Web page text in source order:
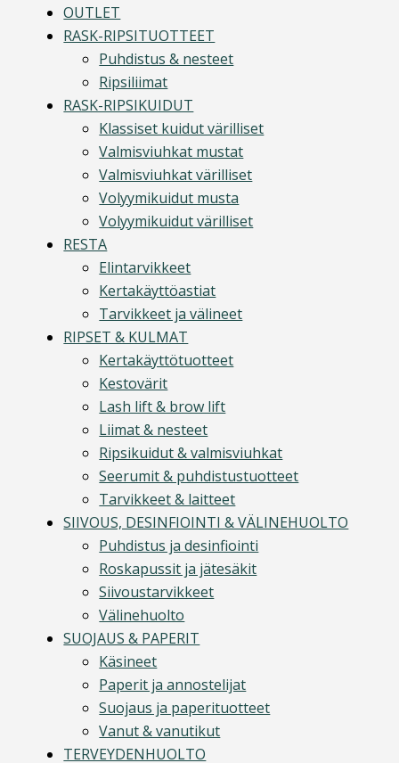
OUTLET
RASK-RIPSITUOTTEET
Puhdistus & nesteet
Ripsiliimat
RASK-RIPSIKUIDUT
Klassiset kuidut värilliset
Valmisviuhkat mustat
Valmisviuhkat värilliset
Volyymikuidut musta
Volyymikuidut värilliset
RESTA
Elintarvikkeet
Kertakäyttöastiat
Tarvikkeet ja välineet
RIPSET & KULMAT
Kertakäyttötuotteet
Kestovärit
Lash lift & brow lift
Liimat & nesteet
Ripsikuidut & valmisviuhkat
Seerumit & puhdistustuotteet
Tarvikkeet & laitteet
SIIVOUS, DESINFIOINTI & VÄLINEHUOLTO
Puhdistus ja desinfiointi
Roskapussit ja jätesäkit
Siivoustarvikkeet
Välinehuolto
SUOJAUS & PAPERIT
Käsineet
Paperit ja annostelijat
Suojaus ja paperituotteet
Vanut & vanutikut
TERVEYDENHUOLTO